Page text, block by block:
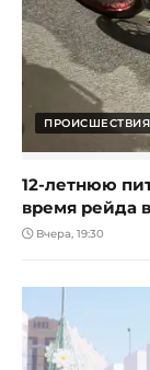
ПРОИСШЕСТВИЯ
12-летнюю
время рейда
Вчера, 19:30